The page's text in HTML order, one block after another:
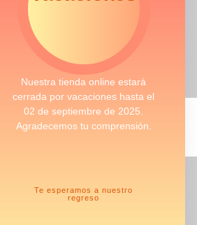
info@cremebrulee.es
Calle
Literato
Azorín
nº12
España
cookies
Entrega y
condiciones
de envío
Nuestra tienda online estará
cerrada por vacaciones hasta el
02 de septiembre de 2025.
Agradecemos tu comprensión.
Te esperamos a nuestro
regreso